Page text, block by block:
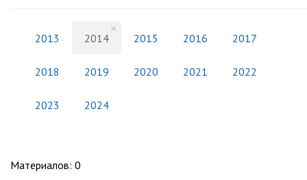
2013 2014 2015 2016 2017
2018 2019 2020 2021 2022
2023 2024
Материалов: 0